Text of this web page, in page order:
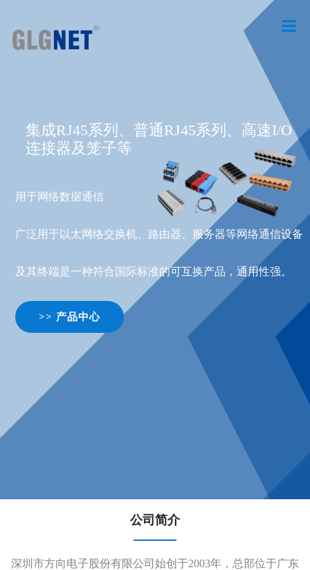
集成RJ45系列、普通RJ45系列、高速I/O
连接器及笼子等
用于网络数据通信
广泛用于以太网络交换机、路由器、服务器等网络通信设备
及其终端是一种符合国际标准的可互换产品，通用性强。
>> 产品中心
公司简介
深圳市方向电子股份有限公司始创于2003年，总部位于广东